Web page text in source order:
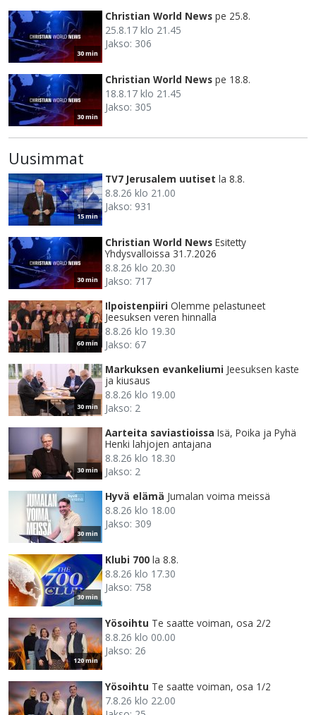
30 min
Christian World News pe 25.8.
25.8.17 klo 21.45
Jakso: 306
30 min
Christian World News pe 18.8.
18.8.17 klo 21.45
Jakso: 305
Uusimmat
15 min
TV7 Jerusalem uutiset la 8.8.
8.8.26 klo 21.00
Jakso: 931
30 min
Christian World News Esitetty
Yhdysvalloissa 31.7.2026
8.8.26 klo 20.30
Jakso: 717
60 min
Ilpoistenpiiri Olemme pelastuneet
Jeesuksen veren hinnalla
8.8.26 klo 19.30
Jakso: 67
30 min
Markuksen evankeliumi Jeesuksen kaste
ja kiusaus
8.8.26 klo 19.00
Jakso: 2
30 min
Aarteita saviastioissa Isä, Poika ja Pyhä
Henki lahjojen antajana
8.8.26 klo 18.30
Jakso: 2
30 min
Hyvä elämä Jumalan voima meissä
8.8.26 klo 18.00
Jakso: 309
30 min
Klubi 700 la 8.8.
8.8.26 klo 17.30
Jakso: 758
120 min
Yösoihtu Te saatte voiman, osa 2/2
8.8.26 klo 00.00
Jakso: 26
Yösoihtu Te saatte voiman, osa 1/2
7.8.26 klo 22.00